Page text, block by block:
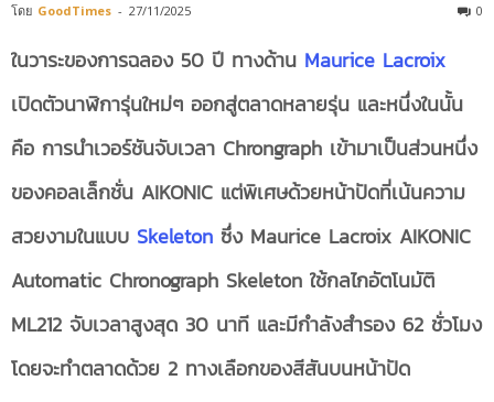
โดย GoodTimes - 27/11/2025 0
ในวาระของการฉลอง 50 ปี ทางด้าน Maurice Lacroix
เปิดตัวนาฬิการุ่นใหม่ๆ ออกสู่ตลาดหลายรุ่น และหนึ่งในนั้น
คือ การนำเวอร์ชันจับเวลา Chrongraph เข้ามาเป็นส่วนหนึ่ง
ของคอลเล็กชั่น AIKONIC แต่พิเศษด้วยหน้าปัดที่เน้นความ
สวยงามในแบบ Skeleton ซึ่ง Maurice Lacroix AIKONIC
Automatic Chronograph Skeleton ใช้กลไกอัตโนมัติ
ML212 จับเวลาสูงสุด 30 นาที และมีกำลังสำรอง 62 ชั่วโมง
โดยจะทำตลาดด้วย 2 ทางเลือกของสีสันบนหน้าปัด